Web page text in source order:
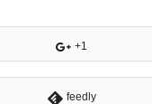
+1
feedly